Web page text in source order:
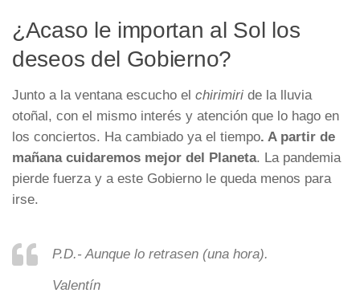
¿Acaso le importan al Sol los
deseos del Gobierno?
Junto a la ventana escucho el chirimiri de la lluvia
otoñal, con el mismo interés y atención que lo hago en
los conciertos. Ha cambiado ya el tiempo. A partir de
mañana cuidaremos mejor del Planeta. La pandemia
pierde fuerza y a este Gobierno le queda menos para
irse.
P.D.- Aunque lo retrasen (una hora).
Valentín